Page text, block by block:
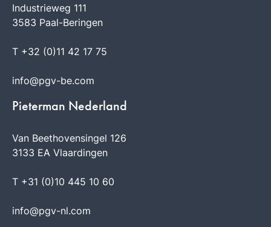
Industrieweg 111
3583 Paal-Beringen
T +32 (0)11 42 17 75
info@pgv-be.com
Pieterman Nederland
Van Beethovensingel 126
3133 EA Vlaardingen
T +31 (0)10 445 10 60
info@pgv-nl.com